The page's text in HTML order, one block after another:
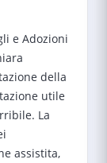
e Adozioni
della
utile
La
assistita,